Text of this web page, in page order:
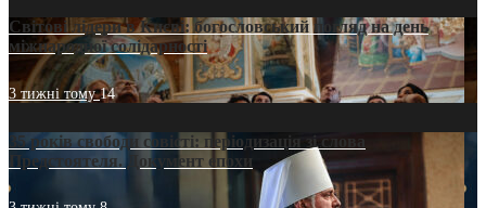
Світові лідери в Києві: богословський погляд на день
міжнародної солідарності
3 тижні тому14
35 років свободи совісті: періодизація зі слова
Предстоятеля. Документ епохи